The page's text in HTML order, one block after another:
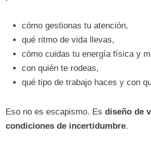
cómo gestionas tu atención,
qué ritmo de vida llevas,
cómo cuidas tu energía física y
con quién te rodeas,
qué tipo de trabajo haces y con
Eso no es escapismo. Esdiseño de
condiciones de incertidumbre.